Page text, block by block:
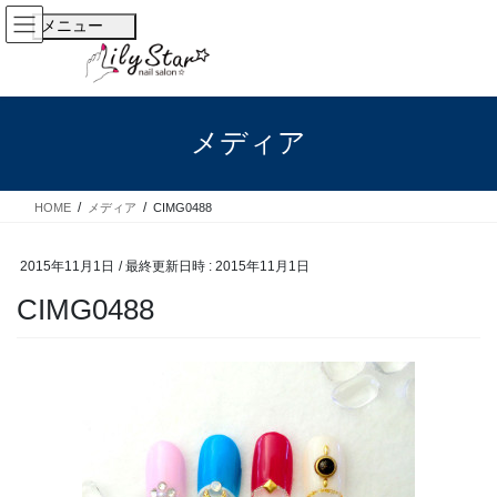
Toggle navigation
メニュー
メディア
HOME メディア CIMG0488
2015年11月1日 / 最終更新日時 : 2015年11月1日
CIMG0488